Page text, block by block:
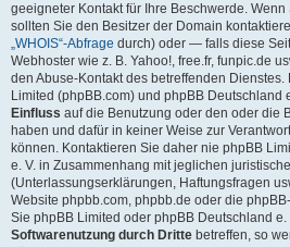
geeigneter Kontakt für Ihre Beschwerde.
sollten Sie den Besitzer der Domain
„WHOIS“-Abfrage durch) oder — falls diese
Webhoster wie z. B. Yahoo!, free.fr, funpic.de
den Abuse-Kontakt des betreffenden
Limited (phpBB.com) und phpBB Deutschland
Einfluss auf die Benutzung oder den oder die
haben und dafür in keiner Weise zur
können. Kontaktieren Sie daher nie phpBB
e. V. in Zusammenhang mit jeglichen
(Unterlassungserklärungen, Haftungsfragen
Website phpbb.com, phpbb.de oder die
Sie phpBB Limited oder phpBB Deutschland
Softwarenutzung durch Dritte betreffen, so